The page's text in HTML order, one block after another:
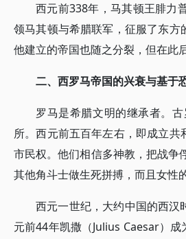
西元前338年，马其顿王腓力
领马其顿与希腊联军，征服了东方
他建立的帝国也随之分裂，但在此
二、西罗马帝国的兴衰与基于
罗马是希腊文明的继承者。
所。西元前五百年左右，即成立
市民权。他们相信多神教，把战
其他角斗士做生死拼搏，而且女性
西元一世纪，大约中国的西汉
元前44年凯撒（Julius Caesar）